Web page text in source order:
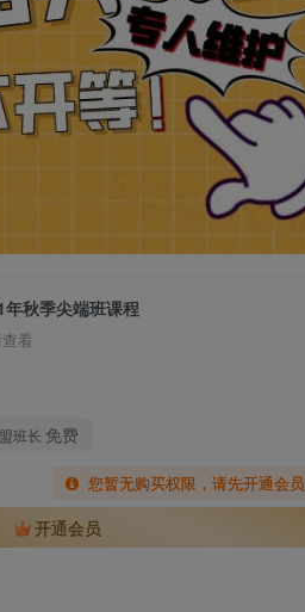
秋季尖端班课程
看
班长 免费
您暂无购买权限，请先开通会员
开通会员